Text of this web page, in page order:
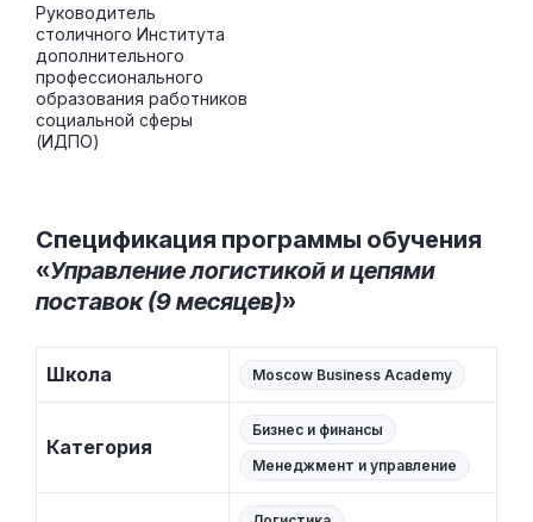
Руководитель
столичного Института
дополнительного
профессионального
образования работников
социальной сферы
(ИДПО)
Спецификация программы обучения
«Управление логистикой и цепями
поставок (9 месяцев)»
Школа Moscow Business Academy
Категория
Бизнес и финансы
Менеджмент и управление